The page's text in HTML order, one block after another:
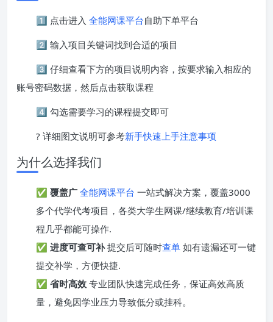
1️⃣ 点击进入 全能网课平台自助下单平台
2️⃣ 输入项目关键词找到合适的项目
3️⃣ 仔细查看下方的项目说明内容，按要求输入相应的
账号密码数据，然后点击获取课程
4️⃣ 勾选需要学习的课程提交即可
? 详细图文说明可参考新手快速上手注意事项
为什么选择我们
✅ 覆盖广 全能网课平台 一站式解决方案，覆盖3000
多个代学代考项目，各类大学生网课/继续教育/培训课
程几乎都能可操作.
✅ 进度可查可补提交后可随时查单 如有遗漏还可一键
提交补学，方便快捷.
✅ 省时高效 专业团队快速完成任务，保证高效高质
量，避免因学业压力导致低分或挂科。